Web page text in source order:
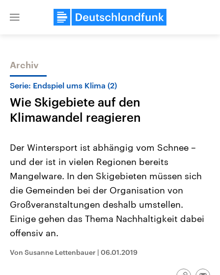
Close
Themen
Landtagswahl Sachsen-Anhalt
2026
Alle Informationen
Sachsen-Anhalt wählt am 6.
September 2026 einen neuen
Landtag. Seit 2021 wird das
Bundesland von einer Koalition aus
CDU, SPD und FDP regiert.-
Umfragen, Prognosen,
und Hintergründe zu den Parteien
und Kandidaten der anstehenden
Aktuelle Beiträge,
Hintergründe
Wirtschaftlich und
gehören die Vereinigten
den mächtigsten Ländern
mit großem Einfluss auf
aktuelle Weltgeschehen.
Sendungen Programm Podcasts
Archiv
Serie: Endspiel ums Klima (2)
Wie Skigebiete auf den
Klimawandel reagieren
Der Wintersport ist abhängig vom Schnee –
und der ist in vielen Regionen bereits
Mangelware. In den Skigebieten müssen sich
die Gemeinden bei der Organisation von
Großveranstaltungen deshalb umstellen.
Einige gehen das Thema Nachhaltigkeit dabei
offensiv an.
Von Susanne Lettenbauer | 06.01.2019